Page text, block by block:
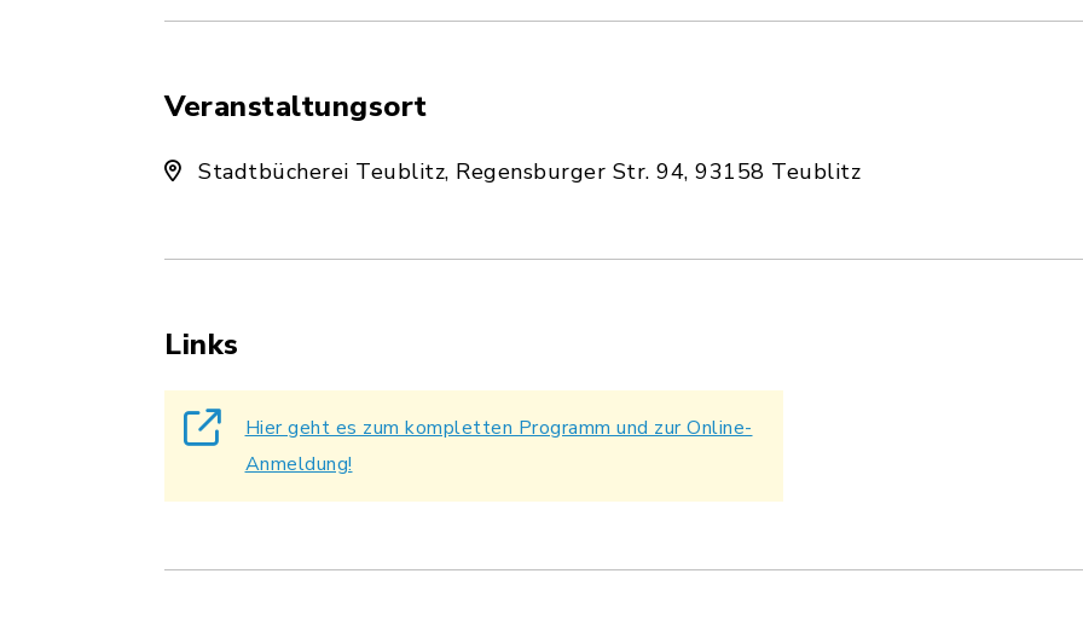
Veranstaltungsort
Stadtbücherei Teublitz, Regensburger Str. 94, 93158 Teublitz
Links
Hier geht es zum kompletten Programm und zur Online-
Anmeldung!